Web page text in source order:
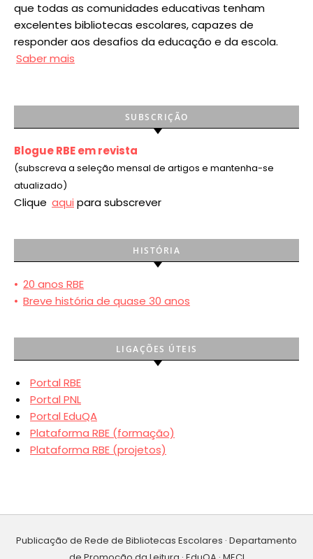
que todas as comunidades educativas tenham
excelentes bibliotecas escolares, capazes de
responder aos desafios da educação e da escola.
Saber mais
SUBSCRIÇÃO
Blogue RBE em revista
(subscreva a seleção mensal de artigos e mantenha-se
atualizado)
Clique aqui para subscrever
HISTÓRIA
• 20 anos RBE
• Breve história de quase 30 anos
LIGAÇÕES ÚTEIS
Portal RBE
Portal PNL
Portal EduQA
Plataforma RBE (formação)
Plataforma RBE (projetos)
Publicação de Rede de Bibliotecas Escolares · Departamento